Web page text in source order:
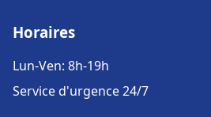
Horaires
Lun-Ven: 8h-19h
Service d'urgence 24/7